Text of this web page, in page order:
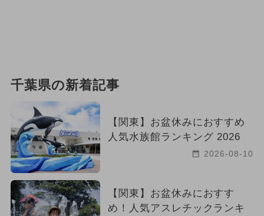
千葉県の新着記事
【関東】お盆休みにおすすめ
人気水族館ランキング 2026
2026-08-10
【関東】お盆休みにおすす
め！人気アスレチックランキ